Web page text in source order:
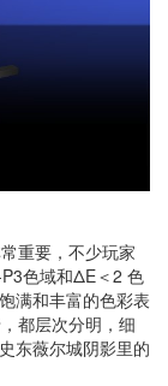
重要，不少玩家
色域和ΔE＜2 色
满和丰富的色彩表
都层次分明，细
东薇尔城阴影里的